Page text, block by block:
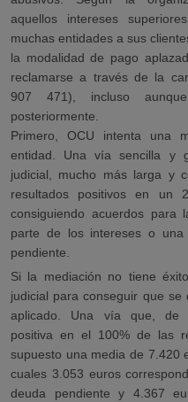
aquellos intereses
muchas entidades a sus
la modalidad de pago
reclamarse a través de la
907 471), incluso
posteriormente.
Primero, OCU intenta una
entidad. Una vía sencilla y
judicial, mucho más larga y
resultados positivos en un
consiguiendo acuerdos para
parte de los intereses o
pendiente.
Si la mediación no tiene
judicial para conseguir que se
aplicado. Una vía que, de
positiva en el 100% de las
supuesto una media de 7.420
cuales 3.053 euros
deuda pendiente y 4.367